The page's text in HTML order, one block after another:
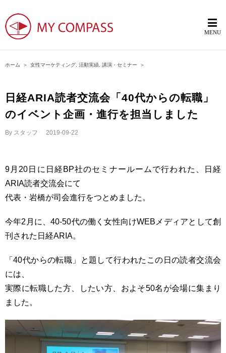
ホーム ＞ 女性マーケティング 活動実績 講演・セミナー ＞
日経ARIA読者交流会「40代からの転職」
のイベント企画・進行を担当しました
By スタッフ 2019-09-22
9月20日に日経BP社のセミナールームで行われた、日経
ARIA読者交流会にて
代表・岩橋が司会進行をつとめました。
今年2月に、40-50代の働く女性向けWEBメディアとして創
刊された日経ARIA。
「40代からの転職」と題して行われたこの日の読者交流会
には、
実際に転職した方、したい方、およそ50名が会場に集まり
ました。